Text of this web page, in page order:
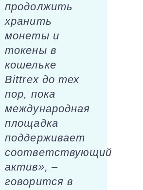
продолжить
хранить
монеты и
токены в
кошельке
Bittrex до тех
пор, пока
международная
площадка
поддерживает
соответствующий
актив», –
говорится в